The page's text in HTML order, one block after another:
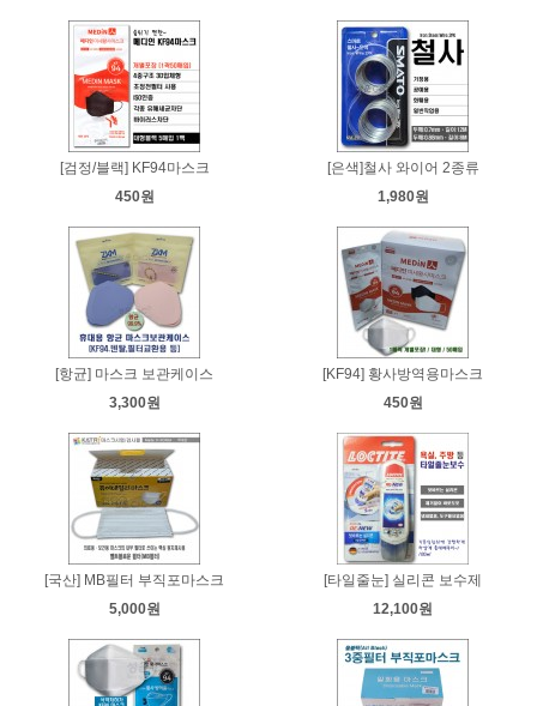
[검정/블랙] KF94마스크
450원
[은색]철사 와이어 2종류
1,980원
[항균] 마스크 보관케이스
3,300원
[KF94] 황사방역용마스크
450원
[국산] MB필터 부직포마스크
5,000원
[타일줄눈] 실리콘 보수제
12,100원